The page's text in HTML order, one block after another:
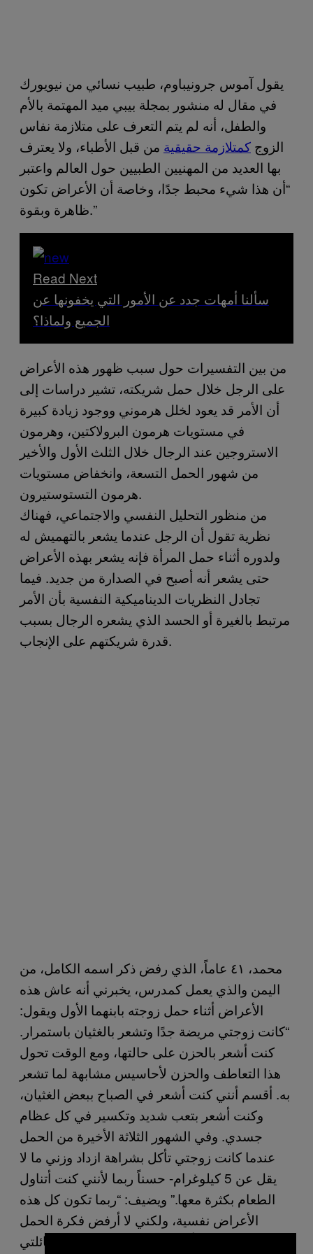
يقول آموس جرونيباوم، طبيب نسائي من نيويورك
في مقال له منشور بمجلة بيبي ميد المهتمة بالأم
والطفل، أنه لم يتم التعرف على متلازمة نفاس
الزوج كمتلازمة حقيقية من قبل الأطباء، ولا يعترف
بها العديد من المهنيين الطبيين حول العالم واعتبر
“أن هذا شيء محبط جدًا، وخاصة أن الأعراض تكون
ظاهرة وبقوة.”
Read Next
سألنا أمهات جدد عن الأمور التي يخفونها عن
الجميع ولماذا؟
من بين التفسيرات حول سبب ظهور هذه الأعراض
على الرجل خلال حمل شريكته، تشير دراسات إلى
أن الأمر قد يعود لخلل هرموني ووجود زيادة كبيرة
في مستويات هرمون البرولاكتين، وهرمون
الاستروجين عند الرجال خلال الثلث الأول والأخير
من شهور الحمل التسعة، وانخفاض مستويات
هرمون التستوستيرون.
من منظور التحليل النفسي والاجتماعي، فهناك
نظرية تقول أن الرجل عندما يشعر بالتهميش له
ولدوره أثناء حمل المرأة فإنه يشعر بهذه الأعراض
حتى يشعر أنه أصبح في الصدارة من جديد. فيما
تجادل النظريات الديناميكية النفسية بأن الأمر
مرتبط بالغيرة أو الحسد الذي يشعره الرجال بسبب
قدرة شريكتهم على الإنجاب.
محمد، ٤١ عاماً، الذي رفض ذكر اسمه الكامل، من
اليمن والذي يعمل كمدرس، يخبرني أنه عاش هذه
الأعراض أثناء حمل زوجته بابنهما الأول ويقول:
“كانت زوجتي مريضة جدًا وتشعر بالغثيان باستمرار.
كنت أشعر بالحزن على حالتها، ومع الوقت تحول
هذا التعاطف والحزن لأحاسيس مشابهة لما تشعر
به. أقسم أنني كنت أشعر في الصباح ببعض الغثيان،
وكنت أشعر بتعب شديد وتكسير في كل عظام
جسدي. وفي الشهور الثلاثة الأخيرة من الحمل
عندما كانت زوجتي تأكل بشراهة ازداد وزني ما لا
يقل عن 5 كيلوغرام- حسناً ربما لأنني كنت أتناول
الطعام بكثرة معها.” ويضيف: “ربما تكون كل هذه
الأعراض نفسية، ولكني لا أرفض فكرة الحمل
التعاطفي، رغم أنني تعرضت للسخرية من عائلتي